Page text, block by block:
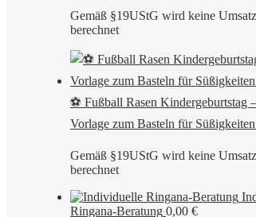
Gemäß §19UStG wird keine
berechnet
⚽ Fußball Rasen Kindergeburtstag
Vorlage zum Basteln für
Gemäß §19UStG wird keine
berechnet
Ringana-Beratung 0,00 €